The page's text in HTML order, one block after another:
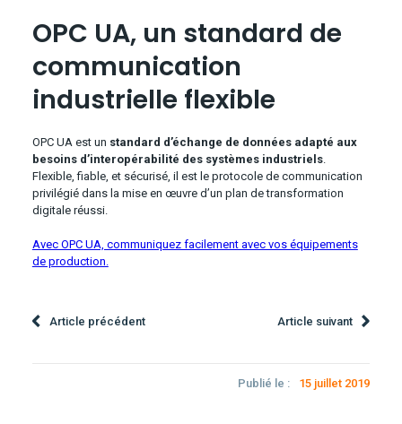
OPC UA, un standard de
communication
industrielle flexible
OPC UA est un standard d’échange de données adapté aux
besoins d’interopérabilité des systèmes industriels.
Flexible, fiable, et sécurisé, il est le protocole de communication
privilégié dans la mise en œuvre d’un plan de transformation
digitale réussi.
Avec OPC UA, communiquez facilement avec vos équipements
de production.
Article précédent Article suivant
Publié le : 15 juillet 2019